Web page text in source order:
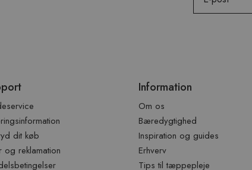
dit køb
og reklamation
Information
Om os
Bæredygtighed
Inspiration og guides
Erhverv
Tips til tæppepleje